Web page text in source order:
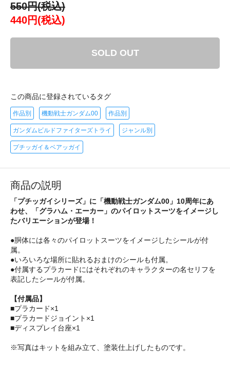
550円(税込)
440円(税込)
SOLD OUT
この商品に登録されているタグ
作品別 機動戦士ガンダム00 作品別
ガンダムビルドファイターズトライ ジャンル別
プチッガイ＆ベアッガイ
商品の説明
「プチッガイシリーズ」に「機動戦士ガンダム00」10周年にあ
わせ、「グラハム・エーカー」のパイロットスーツをイメージし
たバリエーションが登場！
●胴体には各々のパイロットスーツをイメージしたシールが付
属。
●いろいろな場所に貼れるおまけのシールも付属。
●付属するプラカードにはそれぞれのキャラクターの名セリフを
表記したシールが付属。
【付属品】
■プラカード×1
■プラカードジョイント×1
■ディスプレイ台座×1
※写真はキットを組み立て、塗装仕上げしたものです。